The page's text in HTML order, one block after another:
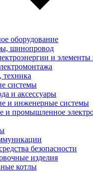
оборудование
шинопровод
и элементы
системы
и аксессуары
и инженерные системы
и промышленное
безопасности
изделия
котлы